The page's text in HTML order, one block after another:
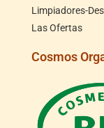
Limpiadores-
Las Ofertas
Cosmos